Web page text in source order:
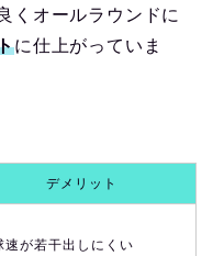
くオールラウンドに
に仕上がっていま
デメリット
速が若干出しにくい